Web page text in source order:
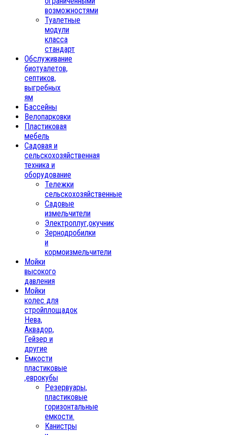
возможностями
Туалетные
модули
класса
стандарт
Обслуживание
биотуалетов,
септиков,
выгребных
ям
Бассейны
Велопарковки
Пластиковая
мебель
Садовая и
сельскохозяйственная
техника и
оборудование
Тележки
сельскохозяйственные
Садовые
измельчители
Электроплуг,окучник
Зернодробилки
и
кормоизмельчители
Мойки
высокого
давления
Мойки
колес для
стройплощадок
Нева,
Аквадор,
Гейзер и
другие
Емкости
пластиковые
,еврокубы
Резервуары,
пластиковые
горизонтальные
емкости.
Канистры